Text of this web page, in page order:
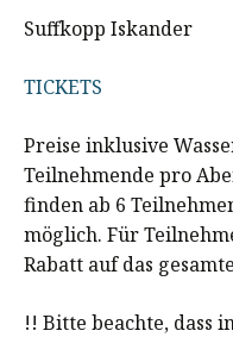
Suffkopp Iskander
TICKETS
Preise inklusive
Teilnehmende pro
finden ab 6
möglich. Für
Rabatt auf das
!! Bitte beachte, dass